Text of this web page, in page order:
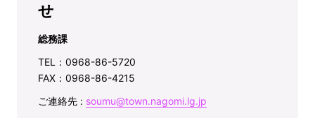
せ
総務課
TEL：0968-86-5720
FAX：0968-86-4215
ご連絡先 : soumu@town.nagomi.lg.jp